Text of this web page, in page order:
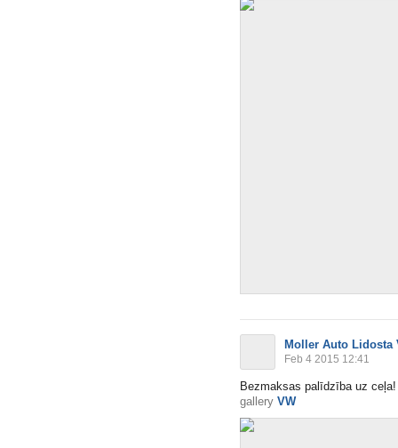
Moller Auto Lidosta
Feb 4 2015 12:41
Bezmaksas palīdzība uz
gallery VW